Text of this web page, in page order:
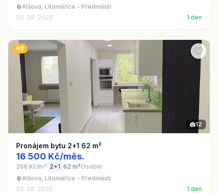
Alšova, Litoměřice - Předměstí
05. 08. 2026
1 den
68
12
Pronájem bytu 2+1 62 m²
16 500 Kč/měs.
266 Kč/m² 2+1 62 m²Osobní
Alšova, Litoměřice - Předměstí
05. 08. 2026
1 den